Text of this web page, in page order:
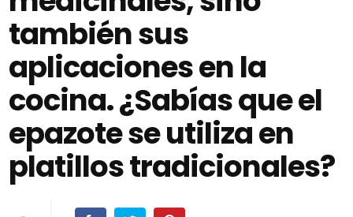
también sus
aplicaciones en la
cocina. ¿Sabías que el
epazote se utiliza en
platillos tradicionales?